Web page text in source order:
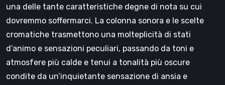
una delle tante caratteristiche degne di nota su cui
dovremmo soffermarci. La colonna sonora e le scelte
cromatiche trasmettono una molteplicità di stati
d’animo e sensazioni peculiari, passando da toni e
atmosfere più calde e tenui a tonalità più oscure
condite da un’inquietante sensazione di ansia e